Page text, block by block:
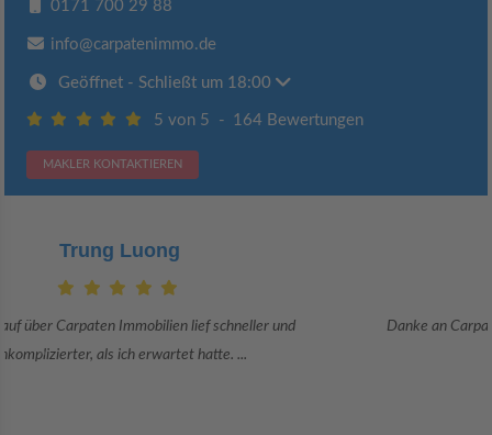
0171 700 29 88
info@carpatenimmo.de
Geöffnet - Schließt um 18:00
5 von 5 - 164 Bewertungen
MAKLER KONTAKTIEREN
Claudia Bergrath
Danke an Carpaten Immobilien und besonders an Frau Adriana Sarca.
Sie war viele Monate mehr als ...